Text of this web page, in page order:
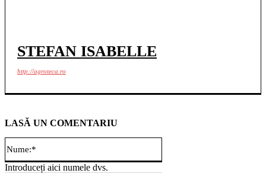
STEFAN ISABELLE
http://agroteca.ro
LASĂ UN COMENTARIU
Introduceți aici numele dvs.